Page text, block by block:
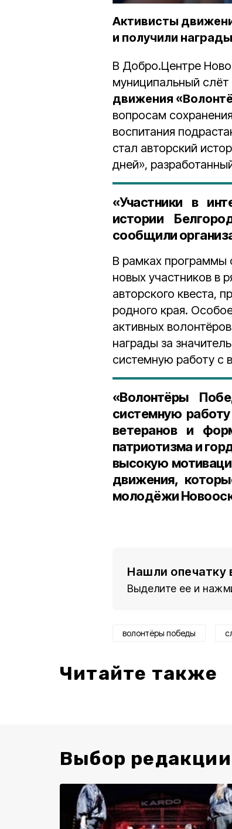
Активисты
и получили
В Добро.Центре
муниципальный слёт
движения
вопросам
воспитания
стал авторский
дней»,
«Участники в
истории
сообщили
В рамках программы
новых участников в
авторского квеста,
родного края.
активных
награды за
системную работу с
«Волонтёры
системную
ветеранов и
патриотизма и
высокую
движения,
молодёжи
Нашли опечатку
Выделите ее и
волонтёры победы
Читайте также
Выбор редакции